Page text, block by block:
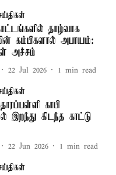
தாழ்வாக
கம்பிகளால் அபாயம்:
அச்சம்
22 Jul 2026 1 min read
காபி
இறந்து கிடந்த காட்டு
22 Jun 2026 1 min read